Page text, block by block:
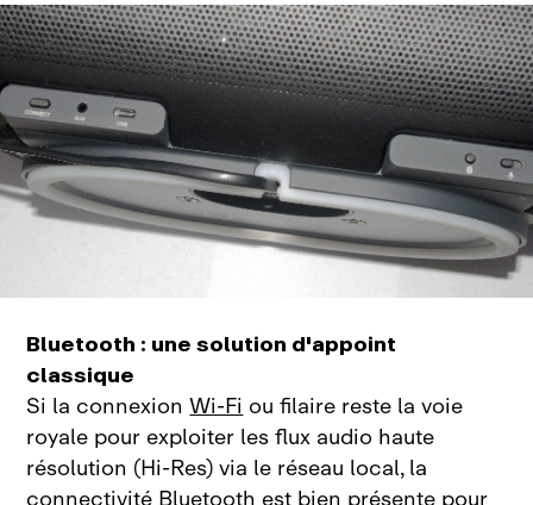
Bluetooth : une solution d'appoint
classique
Si la connexionWi‑Fiou filaire reste la voie
royale pour exploiter les flux audio haute
résolution (Hi‑Res) via le réseau local, la